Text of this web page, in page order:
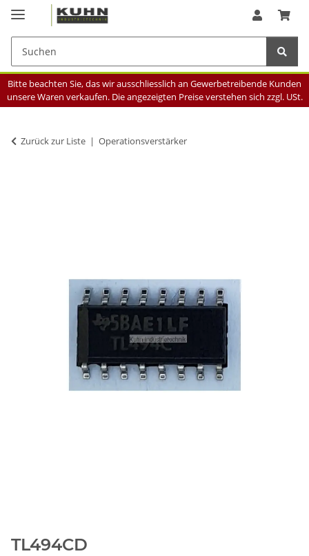
Bitte beachten Sie, das wir ausschliesslich an Gewerbetreibende Kunden
unsere Waren verkaufen. Die angezeigten Preise verstehen sich zzgl. USt.
Zurück zur Liste Operationsverstärker
TL494CD